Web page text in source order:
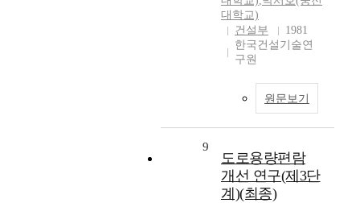
대학교)
건설부
1981
한국건설기술연
구원
원문보기
9
도로용량편람
개선 연구(제3단
계)(최종)